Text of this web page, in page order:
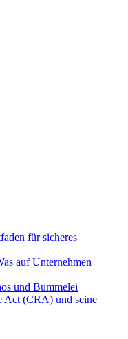
für sicheres
auf Unternehmen
und Bummelei
Act (CRA) und seine